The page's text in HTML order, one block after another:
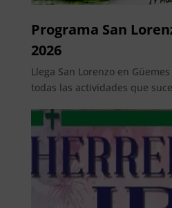
Programa San
2026
Llega San Lorenzo en
todas las actividades que